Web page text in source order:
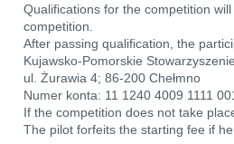
Qualifications for the competition
competition.
After passing qualification, the
Kujawsko-Pomorskie
ul. Żurawia 4; 86-200 Chełmno
Numer konta: 11 1240 4009 1111
If the competition does not take
The pilot forfeits the starting fee if